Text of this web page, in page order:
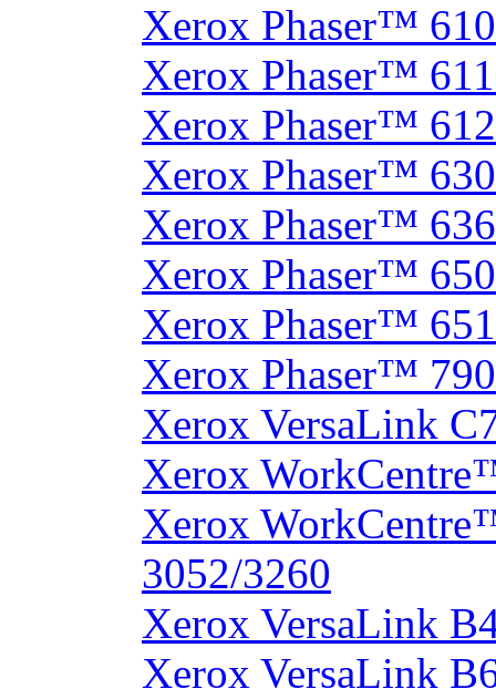
Xerox Phaser™
Xerox Phaser™
Xerox Phaser™
Xerox Phaser™
Xerox Phaser™
Xerox Phaser™
Xerox Phaser™
Xerox Phaser™ 790
Xerox VersaLink
Xerox
Xerox
3052/3260
Xerox VersaLink
Xerox VersaLink